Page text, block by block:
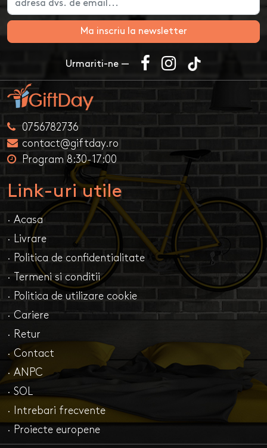
Ma inscriu la newsletter
Urmariti-ne —
0756782736
contact@giftday.ro
Program 8:30-17:00
Link-uri utile
· Acasa
· Livrare
· Politica de confidentialitate
· Termeni si conditii
· Politica de utilizare cookie
· Cariere
· Retur
· Contact
· ANPC
· SOL
· Intrebari frecvente
· Proiecte europene